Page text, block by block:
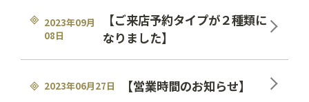
2023年09月
08日
【ご来店予約タイプが２種類に
なりました】
2023年06月27日 【営業時間のお知らせ】